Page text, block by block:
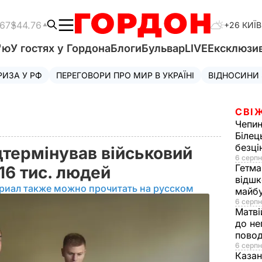
$44.76 +26 КИЇВ
У гостях у ГордонаБлогиБульварLIVE
У РФ ПЕРЕГОВОРИ ПРО МИР В УКРАЇНІ
військовий
тис. людей
также можно прочитать на русском
6
6
до
6